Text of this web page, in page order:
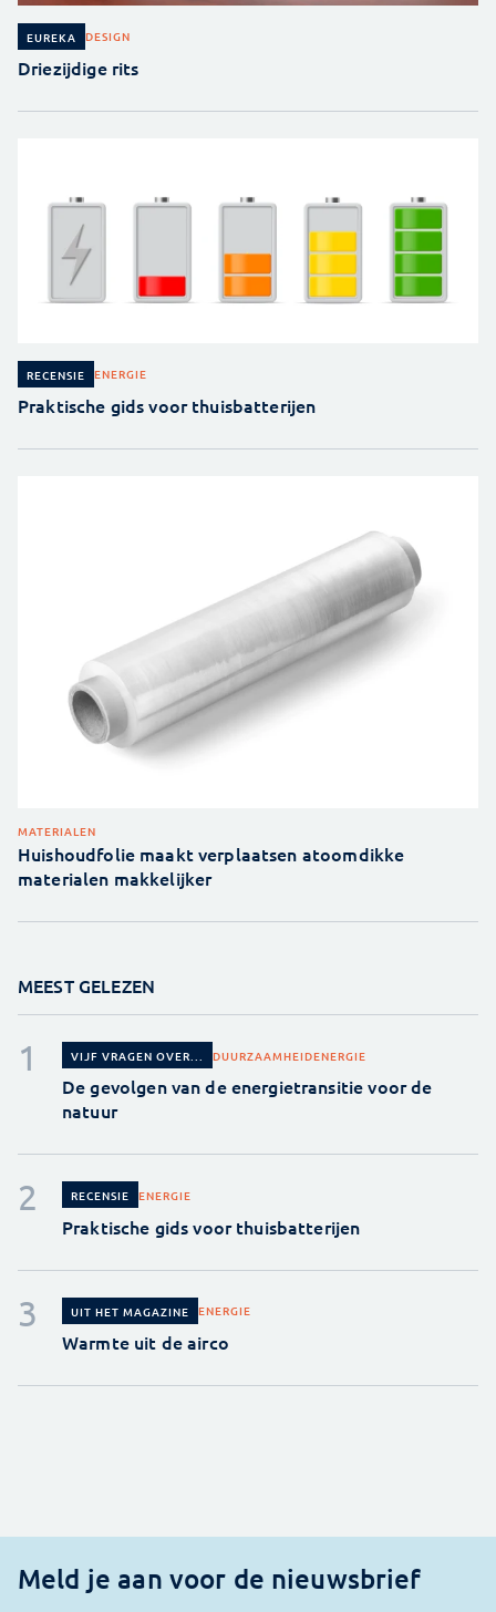
EUREKA DESIGN
Driezijdige rits
RECENSIE ENERGIE
Praktische gids voor thuisbatterijen
MATERIALEN
Huishoudfolie maakt verplaatsen atoomdikke
materialen makkelijker
MEEST GELEZEN
VIJF VRAGEN OVER... DUURZAAMHEIDENERGIE
De gevolgen van de energietransitie voor de
natuur
RECENSIE ENERGIE
Praktische gids voor thuisbatterijen
UIT HET MAGAZINE ENERGIE
Warmte uit de airco
Meld je aan voor de nieuwsbrief